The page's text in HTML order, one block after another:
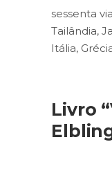
sessenta
Tailândia,
Itália,
Livro